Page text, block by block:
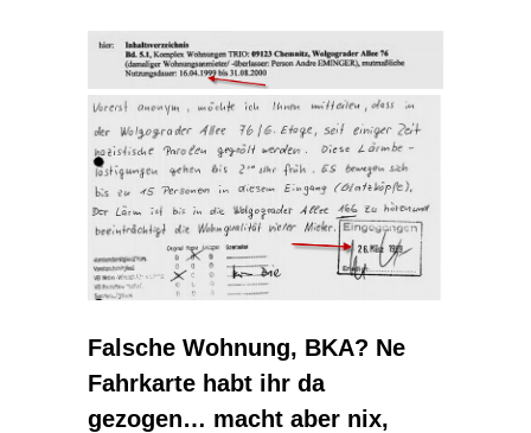
Falsche Wohnung, BKA? Ne
Fahrkarte habt ihr da
gezogen… macht aber nix,